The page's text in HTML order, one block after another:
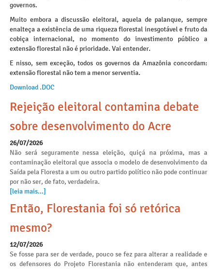
governos.
Muito embora a discussão eleitoral, aquela de palanque, sempre
enalteça a existência de uma riqueza florestal inesgotável e fruto da
cobiça internacional, no momento do investimento público a
extensão florestal não é prioridade. Vai entender.
E nisso, sem exceção, todos os governos da Amazônia concordam:
extensão florestal não tem a menor serventia.
Download .DOC
Rejeição eleitoral contamina debate
sobre desenvolvimento do Acre
26/07/2026
Não será seguramente nessa eleição, quiçá na próxima, mas a
contaminação eleitoral que associa o modelo de desenvolvimento da
Saída pela Floresta a um ou outro partido político não pode continuar
por não ser, de fato, verdadeira.
[leia mais...]
Então, Florestania foi só retórica
mesmo?
12/07/2026
Se fosse para ser de verdade, pouco se fez para alterar a realidade e
os defensores do Projeto Florestania não entenderam que, antes